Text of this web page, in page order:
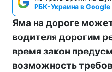
РБК-Украина в Google
Яма на дороге
водителя дорогим
время закон
возможность